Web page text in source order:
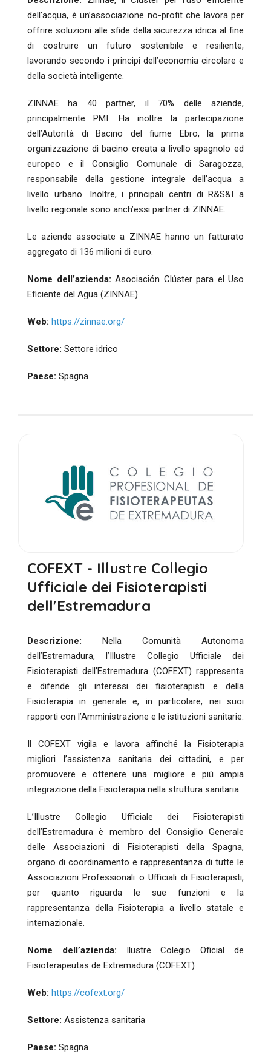
dell’acqua, è un’associazione no-profit che lavora per
offrire soluzioni alle sfide della sicurezza idrica al fine
di costruire un futuro sostenibile e resiliente,
lavorando secondo i principi dell’economia circolare e
della società intelligente.
ZINNAE ha 40 partner, il 70% delle aziende,
principalmente PMI. Ha inoltre la partecipazione
dell’Autorità di Bacino del fiume Ebro, la prima
organizzazione di bacino creata a livello spagnolo ed
europeo e il Consiglio Comunale di Saragozza,
responsabile della gestione integrale dell’acqua a
livello urbano. Inoltre, i principali centri di R&S&I a
livello regionale sono anch’essi partner di ZINNAE.
Le aziende associate a ZINNAE hanno un fatturato
aggregato di 136 milioni di euro.
Nome dell’azienda: Asociación Clúster para el Uso
Eficiente del Agua (ZINNAE)
Web: https://zinnae.org/
Settore: Settore idrico
Paese: Spagna
COFEXT - Illustre Collegio
Ufficiale dei Fisioterapisti
dell'Estremadura
Descrizione: Nella Comunità Autonoma
dell’Estremadura, l’Illustre Collegio Ufficiale dei
Fisioterapisti dell’Estremadura (COFEXT) rappresenta
e difende gli interessi dei fisioterapisti e della
Fisioterapia in generale e, in particolare, nei suoi
rapporti con l’Amministrazione e le istituzioni sanitarie.
Il COFEXT vigila e lavora affinché la Fisioterapia
migliori l’assistenza sanitaria dei cittadini, e per
promuovere e ottenere una migliore e più ampia
integrazione della Fisioterapia nella struttura sanitaria.
L’Illustre Collegio Ufficiale dei Fisioterapisti
dell’Estremadura è membro del Consiglio Generale
delle Associazioni di Fisioterapisti della Spagna,
organo di coordinamento e rappresentanza di tutte le
Associazioni Professionali o Ufficiali di Fisioterapisti,
per quanto riguarda le sue funzioni e la
rappresentanza della Fisioterapia a livello statale e
internazionale.
Nome dell’azienda: Ilustre Colegio Oficial de
Fisioterapeutas de Extremadura (COFEXT)
Web: https://cofext.org/
Settore: Assistenza sanitaria
Paese: Spagna